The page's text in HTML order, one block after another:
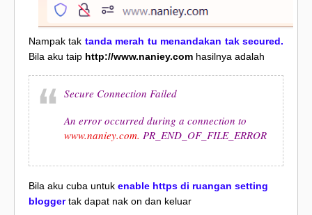
Nampak tak tanda merah tu menandakan tak secured.
Bila aku taip http://www.naniey.com hasilnya adalah
Secure Connection Failed
An error occurred during a connection to
www.naniey.com. PR_END_OF_FILE_ERROR
Bila aku cuba untuk enable https di ruangan setting
bloggertak dapat nak on dan keluar